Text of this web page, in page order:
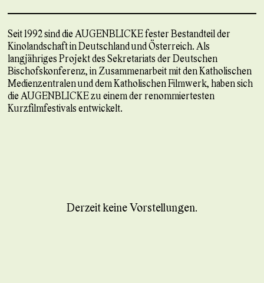
Derzeit keine Vorstellungen.
Seit 1992 sind die AUGENBLICKE fester Bestandteil der
Kinolandschaft in Deutschland und Österreich. Als
langjähriges Projekt des Sekretariats der Deutschen
Bischofskonferenz, in Zusammenarbeit mit den Katholischen
Medienzentralen und dem Katholischen Filmwerk, haben sich
die AUGENBLICKE zu einem der renommiertesten
Kurzfilmfestivals entwickelt.